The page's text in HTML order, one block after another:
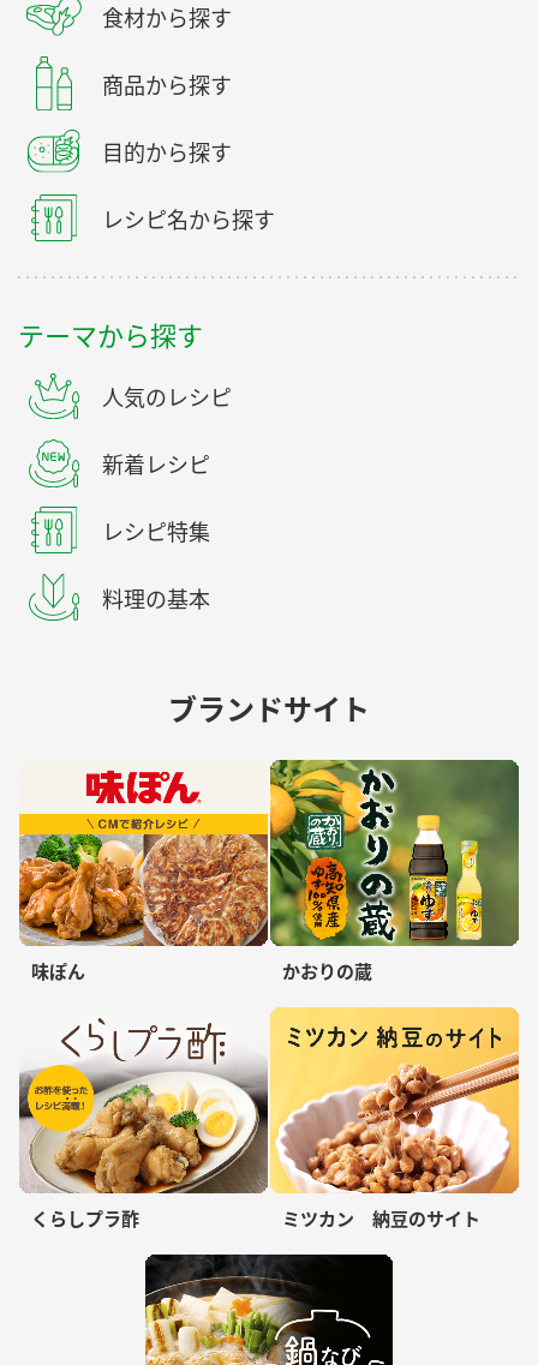
食材から探す
商品から探す
目的から探す
レシピ名から探す
テーマから探す
人気のレシピ
新着レシピ
レシピ特集
料理の基本
ブランドサイト
味ぽん かおりの蔵
くらしプラ酢 ミツカン 納豆のサイト